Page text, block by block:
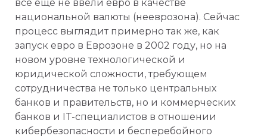
все еще не ввели евро в качестве
национальной валюты (нееврозона). Сейчас
процесс выглядит примерно так же, как
запуск евро в Еврозоне в 2002 году, но на
новом уровне технологической и
юридической сложности, требующем
сотрудничества не только центральных
банков и правительств, но и коммерческих
банков и IT-специалистов в отношении
кибербезопасности и бесперебойного